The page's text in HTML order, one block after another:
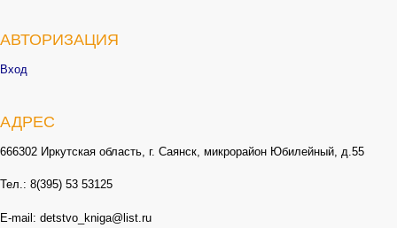
АВТОРИЗАЦИЯ
Вход
АДРЕС
666302 Иркутская область, г. Саянск, микрорайон Юбилейный, д.55
Тел.: 8(395) 53 53125
E-mail: detstvo_kniga@list.ru